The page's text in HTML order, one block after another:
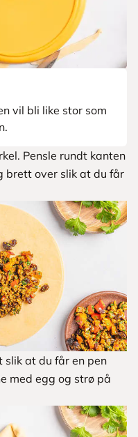
vil bli like stor som
Pensle rundt kanten
brett over slik at du får
slik at du får en pen
med egg og strø på